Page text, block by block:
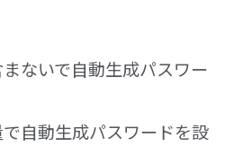
ないで自動生成パスワー
自動生成パスワードを設